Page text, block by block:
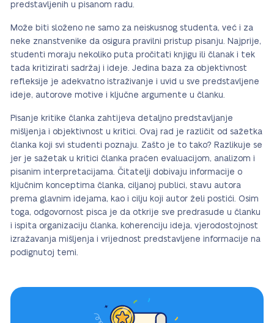
predstavljenih u pisanom radu.
Može biti složeno ne samo za neiskusnog studenta, već i za
neke znanstvenike da osigura pravilni pristup pisanju. Najprije,
studenti moraju nekoliko puta pročitati knjigu ili članak i tek
tada kritizirati sadržaj i ideje. Jedina baza za objektivnost
refleksije je adekvatno istraživanje i uvid u sve predstavljene
ideje, autorove motive i ključne argumente u članku.
Pisanje kritike članka zahtijeva detaljno predstavljanje
mišljenja i objektivnost u kritici. Ovaj rad je različit od sažetka
članka koji svi studenti poznaju. Zašto je to tako? Razlikuje se
jer je sažetak u kritici članka praćen evaluacijom, analizom i
pisanim interpretacijama. Čitatelji dobivaju informacije o
ključnim konceptima članka, ciljanoj publici, stavu autora
prema glavnim idejama, kao i cilju koji autor želi postići. Osim
toga, odgovornost pisca je da otkrije sve predrasude u članku
i ispita organizaciju članka, koherenciju ideja, vjerodostojnost
izražavanja mišljenja i vrijednost predstavljene informacije na
podignutoj temi.